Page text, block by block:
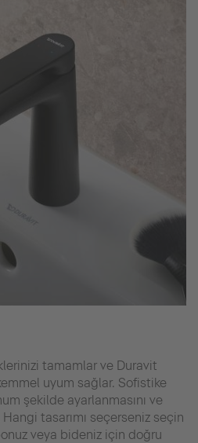
tamamlar ve Duravit
uyum sağlar. Sofistike
şekilde ayarlanmasını ve
tasarımı seçerseniz seçin
veya bideniz için doğru